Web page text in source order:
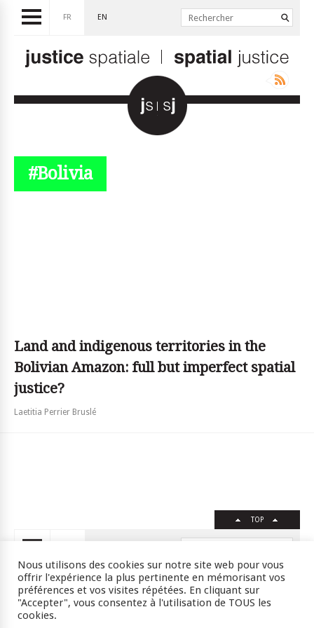
FR EN
#Bolivia
Land and indigenous territories in the
Bolivian Amazon: full but imperfect spatial
justice?
Laetitia Perrier Bruslé
TOP
Crédits RSS Plan du site
Nous utilisons des cookies sur notre site web pour vous
offrir l'expérience la plus pertinente en mémorisant vos
préférences et vos visites répétées. En cliquant sur
"Accepter", vous consentez à l'utilisation de TOUS les
cookies.